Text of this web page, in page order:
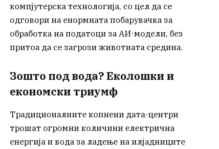
компјутерска технологија, со цел да се
одговори на енормната побарувачка за
обработка на податоци за АИ-модели, без
притоа да се загрози животната средина.
Зошто под вода? Еколошки и
економски триумф
Традиционалните копнени дата-центри
трошат огромни количини електрична
енергија и вода за ладење на илјадниците